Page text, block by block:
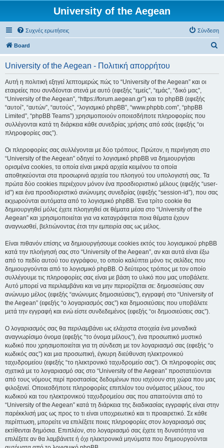
University of the Aegean
Συχνές ερωτήσεις Σύνδεση
Board
University of the Aegean - Πολιτική απορρήτου
Αυτή η πολιτική εξηγεί λεπτομερώς πώς το “University of the Aegean” και οι
εταιρείες που συνδέονται στενά με αυτό (εφεξής “εμείς”, “εμάς”, “δικό μας”,
“University of the Aegean”, “https://forum.aegean.gr”) και το phpBB (εφεξής
“αυτοί”, “αυτών”, “αυτούς”, “λογισμικό phpBB”, “www.phpbb.com”, “phpBB
Limited”, “phpBB Teams”) χρησιμοποιούν οποιεσδήποτε πληροφορίες που
συλλέγονται κατά τη διάρκεια κάθε συνεδρίας χρήσης από εσάς (εφεξής “οι
πληροφορίες σας”).
Οι πληροφορίες σας συλλέγονται με δύο τρόπους. Πρώτον, η περιήγηση στο
“University of the Aegean” οδηγεί το λογισμικό phpBB να δημιουργήσει
ορισμένα cookies, τα οποία είναι μικρά αρχεία κειμένου τα οποία
αποθηκεύονται στα προσωρινά αρχεία του πλοηγού του υπολογιστή σας. Τα
πρώτα δύο cookies περιέχουν μόνον ένα προσδιοριστικό μέλους (εφεξής “user-
id”) και ένα προσδιοριστικό ανώνυμης συνεδρίας (εφεξής “session-id”), που σας
εκχωρούνται αυτόματα από το λογισμικό phpBB. Ένα τρίτο cookie θα
δημιουργηθεί μόλις έχετε πλοηγηθεί σε θέματα μέσα στο “University of the
Aegean” και χρησιμοποιείται για να καταγράφεται ποια θέματα έχουν
αναγνωσθεί, βελτιώνοντας έτσι την εμπειρία σας ως μέλος.
Είναι πιθανόν επίσης να δημιουργήσουμε cookies εκτός του λογισμικού phpBB
κατά την πλοήγησή σας στο “University of the Aegean”, αν και αυτά είναι έξω
από το πεδίο αυτού του εγγράφου, το οποίο καλύπτει μόνο τις σελίδες που
δημιουργούνται από το λογισμικό phpBB. Ο δεύτερος τρόπος με τον οποίο
συλλέγουμε τις πληροφορίες σας είναι με βάση το υλικό που μας υποβάλετε.
Αυτό μπορεί να περιλαμβάνει και να μην περιορίζεται σε: δημοσιεύσεις σαν
ανώνυμο μέλος (εφεξής “ανώνυμες δημοσιεύσεις”), εγγραφή στο “University of
the Aegean” (εφεξής “ο λογαριασμός σας”) και δημοσιεύσεις που υποβάλετε
μετά την εγγραφή και ενώ είστε συνδεδεμένος (εφεξής “οι δημοσιεύσεις σας”).
Ο λογαριασμός σας θα περιλαμβάνει ως ελάχιστα στοιχεία ένα μοναδικά
αναγνωρίσιμο όνομα (εφεξής “το όνομα μέλους”), ένα προσωπικό μυστικό
κωδικό που χρησιμοποιείται για τη σύνδεση με τον λογαριασμό σας (εφεξής “ο
κωδικός σας”) και μια προσωπική, έγκυρη διεύθυνση ηλεκτρονικού
ταχυδρομείου (εφεξής “το ηλεκτρονικό ταχυδρομείο σας”). Οι πληροφορίες σας
σχετικά με το λογαριασμό σας στο “University of the Aegean” προστατεύονται
από τους νόμους περί προστασίας δεδομένων που ισχύουν στη χώρα που μας
φιλοξενεί. Οποιεσδήποτε πληροφορίες επιπλέον του ονόματος μέλους, του
κωδικού και του ηλεκτρονικού ταχυδρομείου σας που απαιτούνται από το
“University of the Aegean” κατά τη διάρκεια της διαδικασίας εγγραφής είναι στην
παρέκκλισή μας ως προς το τι είναι υποχρεωτικό και τι προαιρετικό. Σε κάθε
περίπτωση, μπορείτε να επιλέξετε ποιες πληροφορίες στον λογαριασμό σας
εκτίθενται δημόσια. Επιπλέον, στο λογαριασμό σας έχετε τη δυνατότητα να
επιλέξετε αν θα λαμβάνετε ή όχι ηλεκτρονικά μηνύματα που δημιουργούνται